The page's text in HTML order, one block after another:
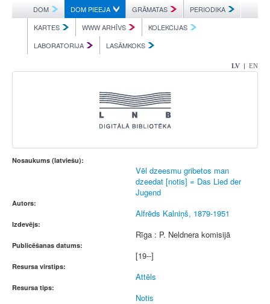
DOM DOM PIEEJA GRĀMATAS
PERIODIKA
KARTES
WWW ARHĪVS
KOLEKCIJAS
LABORATORIJA
LASĀMKOKS
LV | EN
Nosaukums (latviešu):
Vēl dzeesmu gribetos man
dzeedat [notis] = Das Lied der
Jugend
Autors:
Alfrēds Kalniņš, 1879-1951
Izdevējs:
Rīga : P. Neldnera komisijā
Publicēšanas datums:
[19--]
Resursa virstips:
Attēls
Resursa tips:
Notis